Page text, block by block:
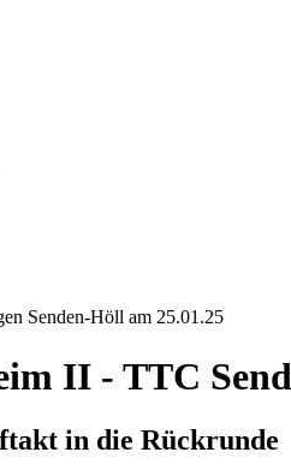
Senden-Höll am 25.01.25
II - TTC
in die Rückrunde